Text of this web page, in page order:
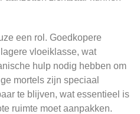
een rol. Goedkopere
vloeiklasse, wat
hulp nodig hebben om
mortels zijn speciaal
te blijven, wat essentieel is
ruimte moet aanpakken.